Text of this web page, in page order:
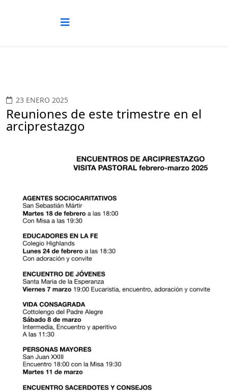
23 ENERO 2025
Reuniones de este trimestre en el
arciprestazgo